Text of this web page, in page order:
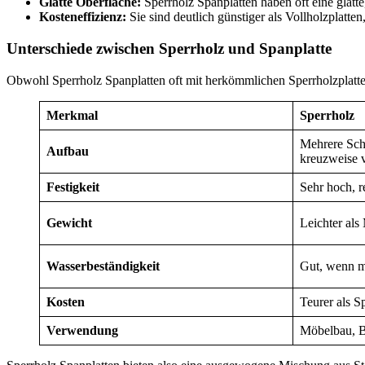
Kosteneffizienz: Sie sind deutlich günstiger als
Unterschiede zwischen Sperrholz und Spanplatte
Obwohl Sperrholz Spanplatten oft mit herkömmlichen
Merkmal Sperrholz
Aufbau
Mehrere
kreuzweise
Festigkeit Sehr hoch,
Gewicht Leichter als
Wasserbeständigkeit Gut, wenn
Kosten Teurer als
Verwendung Möbelbau,